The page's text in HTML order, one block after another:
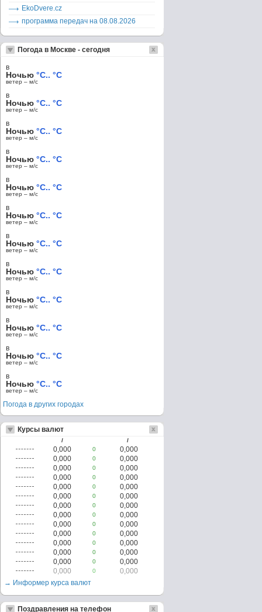
EkoDvere.cz
программа передач на 08.08.2026
Погода в Москве - сегодня
в
Ночью °C.. °C
ветер – м/c
в
Ночью °C.. °C
ветер – м/c
в
Ночью °C.. °C
ветер – м/c
в
Ночью °C.. °C
ветер – м/c
в
Ночью °C.. °C
ветер – м/c
в
Ночью °C.. °C
ветер – м/c
в
Ночью °C.. °C
ветер – м/c
в
Ночью °C.. °C
ветер – м/c
в
Ночью °C.. °C
ветер – м/c
в
Ночью °C.. °C
ветер – м/c
в
Ночью °C.. °C
ветер – м/c
в
Ночью °C.. °C
ветер – м/c
Погода в других городах
Курсы валют
/ /
0,000 0
0,000
0,000
0
0,000
0,000
0
0,000
0,000
0
0,000
0,000
0
0,000
0,000
0
0,000
0,000
0
0,000
0,000
0
0,000
0,000
0
0,000
0,000
0
0,000
0,000
0
0,000
0,000
0
0,000
0,000
0
0,000
0,000
0
0,000
→ Информер курса валют
Поздравления на телефон